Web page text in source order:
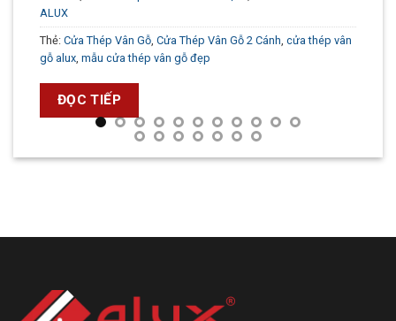
ALUX
Thẻ: Cửa Thép Vân Gỗ Cửa Thép Vân Gỗ 2 Cánh cửa thép vân
gỗ alux mẫu cửa thép vân gỗ đẹp
ĐỌC TIẾP